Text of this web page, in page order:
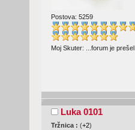
Postova: 5259
Moj Skuter: ...forum je prešel
Luka 0101
Tržnica : (+2)